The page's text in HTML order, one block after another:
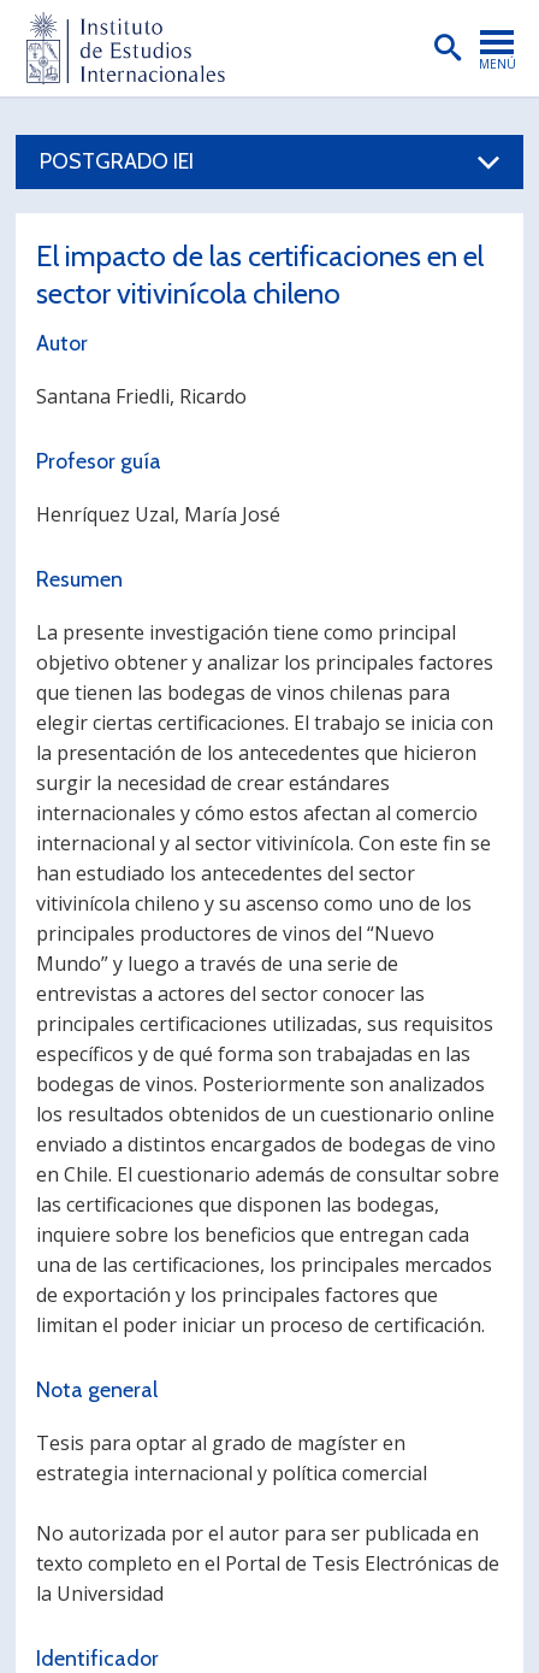
MENÚ
POSTGRADO
ENGLISH
Estudiantes Egresados
POSTGRADO IEI
El impacto de las certificaciones en el
sector vitivinícola chileno
Autor
Santana Friedli, Ricardo
Profesor guía
Henríquez Uzal, María José
Resumen
La presente investigación tiene como principal
objetivo obtener y analizar los principales factores
que tienen las bodegas de vinos chilenas para
elegir ciertas certificaciones. El trabajo se inicia con
la presentación de los antecedentes que hicieron
surgir la necesidad de crear estándares
internacionales y cómo estos afectan al comercio
internacional y al sector vitivinícola. Con este fin se
han estudiado los antecedentes del sector
vitivinícola chileno y su ascenso como uno de los
principales productores de vinos del “Nuevo
Mundo” y luego a través de una serie de
entrevistas a actores del sector conocer las
principales certificaciones utilizadas, sus requisitos
específicos y de qué forma son trabajadas en las
bodegas de vinos. Posteriormente son analizados
los resultados obtenidos de un cuestionario online
enviado a distintos encargados de bodegas de vino
en Chile. El cuestionario además de consultar sobre
las certificaciones que disponen las bodegas,
inquiere sobre los beneficios que entregan cada
una de las certificaciones, los principales mercados
de exportación y los principales factores que
limitan el poder iniciar un proceso de certificación.
Nota general
Tesis para optar al grado de magíster en
estrategia internacional y política comercial
No autorizada por el autor para ser publicada en
texto completo en el Portal de Tesis Electrónicas de
la Universidad
Identificador